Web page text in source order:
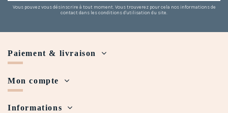
Vous pouvez vous désinscrire à tout moment. Vous trouverez pour cela nos informations de
contact dans les conditions d'utilisation du site.
Paiement & livraison
Mon compte
Informations